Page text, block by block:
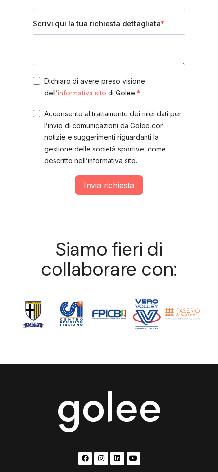
Scrivi qui la tua richiesta dettagliata
Dichiaro di avere preso visione
dell’informativa sito di Golee.
Acconsento al trattamento dei miei dati per
l’invio di comunicazioni da Golee con
notizie e suggerimenti riguardanti la
gestione delle società sportive, come
descritto nell’informativa sito.
Invia richiesta
Siamo fieri di
collaborare con: